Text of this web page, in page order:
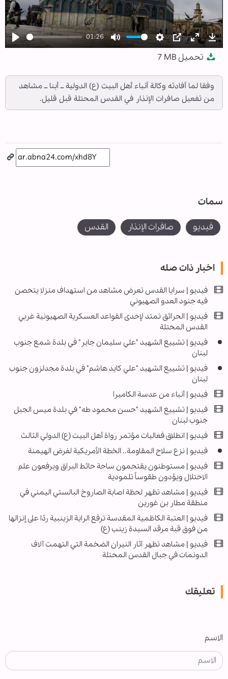
Play
01:26
Mute Settings
PIP Enter
تحميل 7 MB
وفقا لما أفادته وكالة أنباء أهل البيت (ع) الدولية ــ أبنا ــ مشاهد
من تفعيل صافرات الإنذار في القدس المحتلة قبل قليل.
سمات
فیدیو صافرات الإنذار القدس
اخبار ذات صله
فيديو | سرايا القدس تعرض مشاهد من استهداف منزلا يتحصن
فيه جنود العدو الصهيوني
فیديو | الحرائق تمتد لإحدى القواعد العسكرية الصهيونية غربي
القدس المحتلة
فيديو | تشييع الشهيد "علي سليمان جابر" في بلدة شمع جنوب
لبنان
فيديو | تشييع الشهيد "علي كايد هاشم" في بلدة مجدلزون جنوب
لبنان
فيديو | أنباء من عدسة الكاميرا
فيديو | تشييع الشهيد "حسن محمود طه" في بلدة ميس الجبل
جنوب لبنان
فيديو | انطلاق فعاليات مؤتمر رواة أهل البيت (ع) الدولي الثالث
فیديو | نزع سلاح المقاومة.. الخطة الأمريكية لفرض الهيمنة
فيديو | مستوطنون يقتحمون ساحة حائط البراق ويرفعون علم
الاحتلال ويؤدون طقوساً تلمودية
فيديو | مشاهد تظهر لحظة اصابة الصاروخ البالستي اليمني في
منطقة مطار بن غورين
فیديو | العتبة الكاظمية المقدسة ترفع الراية الزينبية ردًا على إنزالها
من فوق قبة مرقد السيدة زينب (ع)
فيديو | مشاهد تظهر آثار النيران الضخمة التي التهمت آلاف
الدونمات في جبال القدس المحتلة
تعليقك
الاسم